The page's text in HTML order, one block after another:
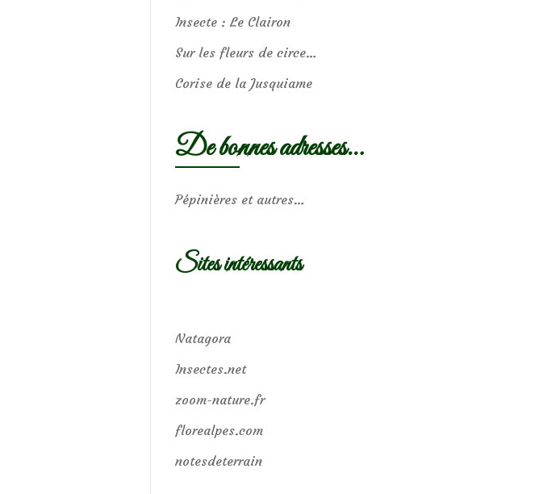
Insecte : Le Clairon
Sur les fleurs de circe…
Corise de la Jusquiame
De bonnes adresses…
Pépinières et autres…
Sites intéressants
Natagora
Insectes.net
zoom-nature.fr
florealpes.com
notesdeterrain